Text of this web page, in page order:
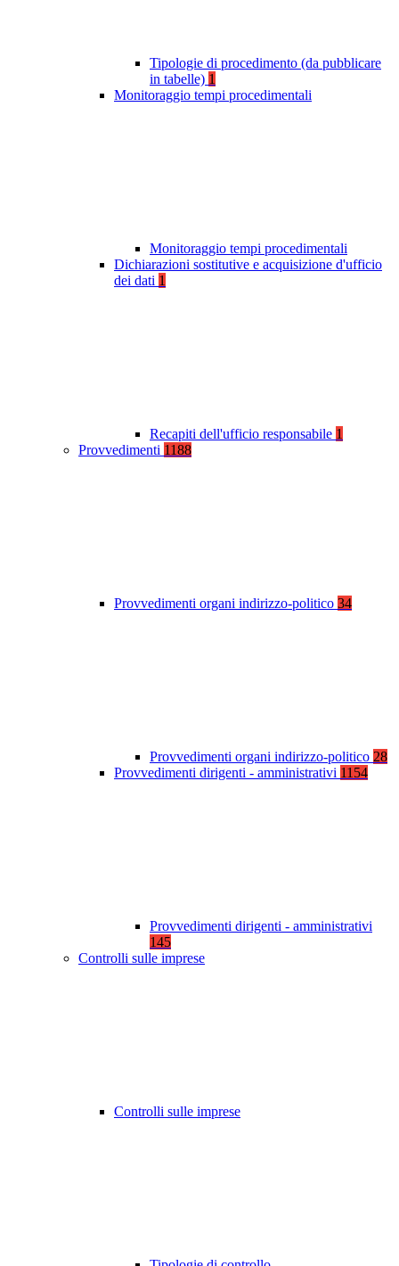
Tipologie di procedimento (da pubblicare
in tabelle) 1
Monitoraggio tempi procedimentali
Monitoraggio tempi procedimentali
Dichiarazioni sostitutive e acquisizione d'ufficio
dei dati 1
Recapiti dell'ufficio responsabile 1
Provvedimenti 1188
Provvedimenti organi indirizzo-politico 34
Provvedimenti organi indirizzo-politico 28
Provvedimenti dirigenti - amministrativi 1154
Provvedimenti dirigenti - amministrativi
145
Controlli sulle imprese
Controlli sulle imprese